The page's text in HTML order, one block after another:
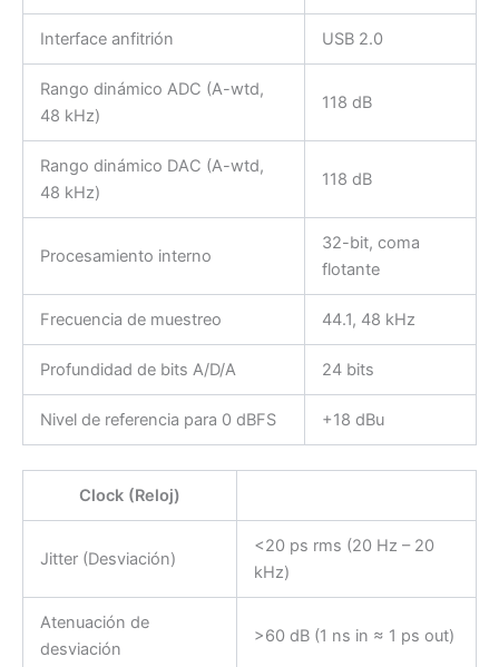
Interface anfitrión USB 2.0
Rango dinámico ADC (A-wtd,
48 kHz)
118 dB
Rango dinámico DAC (A-wtd,
48 kHz)
118 dB
Procesamiento interno
32-bit, coma
flotante
Frecuencia de muestreo 44.1, 48 kHz
Profundidad de bits A/D/A 24 bits
Nivel de referencia para 0 dBFS +18 dBu
Clock (Reloj)
Jitter (Desviación)
<20 ps rms (20 Hz – 20
kHz)
Atenuación de
desviación
>60 dB (1 ns in ≈ 1 ps out)